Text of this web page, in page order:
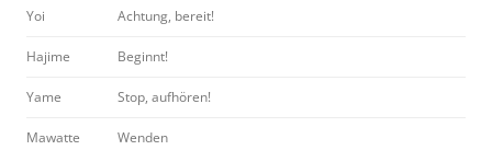
Yoi Achtung, bereit!
Hajime Beginnt!
Yame Stop, aufhören!
Mawatte Wenden